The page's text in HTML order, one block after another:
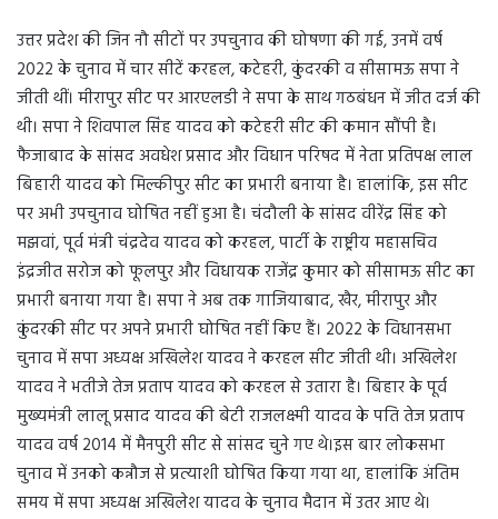
उत्तर प्रदेश की जिन नौ सीटों पर उपचुनाव की घोषणा की गई, उनमें वर्ष
2022 के चुनाव में चार सीटें करहल, कटेहरी, कुंदरकी व सीसामऊ सपा ने
जीती थीं। मीरापुर सीट पर आरएलडी ने सपा के साथ गठबंधन में जीत दर्ज की
थी। सपा ने शिवपाल सिंह यादव को कटेहरी सीट की कमान सौंपी है।
फैजाबाद के सांसद अवधेश प्रसाद और विधान परिषद में नेता प्रतिपक्ष लाल
बिहारी यादव को मिल्कीपुर सीट का प्रभारी बनाया है। हालांकि, इस सीट
पर अभी उपचुनाव घोषित नहीं हुआ है। चंदौली के सांसद वीरेंद्र सिंह को
मझवां, पूर्व मंत्री चंद्रदेव यादव को करहल, पार्टी के राष्ट्रीय महासचिव
इंद्रजीत सरोज को फूलपुर और विधायक राजेंद्र कुमार को सीसामऊ सीट का
प्रभारी बनाया गया है। सपा ने अब तक गाजियाबाद, खैर, मीरापुर और
कुंदरकी सीट पर अपने प्रभारी घोषित नहीं किए हैं। 2022 के विधानसभा
चुनाव में सपा अध्यक्ष अखिलेश यादव ने करहल सीट जीती थी। अखिलेश
यादव ने भतीजे तेज प्रताप यादव को करहल से उतारा है। बिहार के पूर्व
मुख्यमंत्री लालू प्रसाद यादव की बेटी राजलक्ष्मी यादव के पति तेज प्रताप
यादव वर्ष 2014 में मैनपुरी सीट से सांसद चुने गए थे।इस बार लोकसभा
चुनाव में उनको कन्नौज से प्रत्याशी घोषित किया गया था, हालांकि अंतिम
समय में सपा अध्यक्ष अखिलेश यादव के चुनाव मैदान में उतर आए थे।